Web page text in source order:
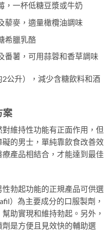
，一杯低糖豆漿或牛奶
藜麥，適量橄欖油調味
希臘乳酪
番薯，可用蒜蓉和香草調味
公升），減少含糖飲料和酒
案
維持性功能有正面作用，但
的男士，單純靠飲食改善效
產品相結合，才能達到最佳
勃起功能的正規產品可供選
）為主要成分的口服製劑，
助實現和維持勃起。另外，
是方便且見效快的輔助選